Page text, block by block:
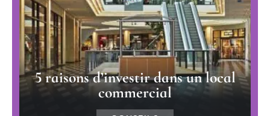
5 raisons d’investir dans un local
commercial